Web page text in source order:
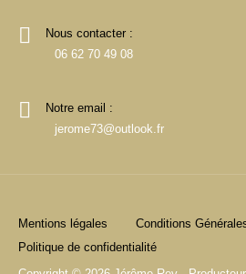
Nous contacter :
06 62 70 49 08
Notre email :
jerome73@outlook.fr
Mentions légales
Conditions
Politique de confidentialité